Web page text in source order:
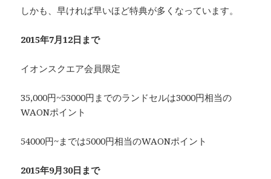
しかも、早ければ早いほど特典が多くなっています。
2015年7月12日まで
イオンスクエア会員限定
35,000円~53000円までのランドセルは3000円相当の
WAONポイント
54000円~までは5000円相当のWAONポイント
2015年9月30日まで